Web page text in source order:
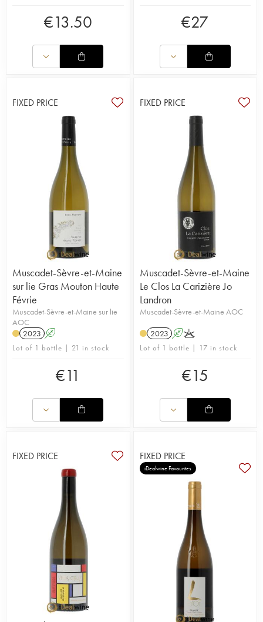
€13.50 €27
FIXED PRICE
Muscadet-Sèvre-et-Maine
sur lie Gras Mouton Haute
Févrie
Muscadet-Sèvre-et-Maine sur lie
AOC
2023 A
Lot of 1 bottle | 21 in stock
€11
FIXED PRICE
Muscadet-Sèvre-et-Maine
Le Clos La Carizière Jo
Landron
Muscadet-Sèvre-et-Maine AOC
2023 AK
Lot of 1 bottle | 17 in stock
€15
FIXED PRICE FIXED PRICE
iDealwine Favourites